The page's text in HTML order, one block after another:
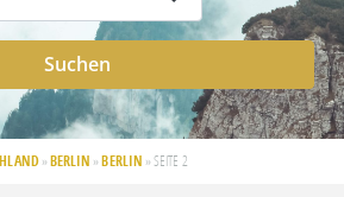
Suchen
» BERLIN »BERLIN »SEITE 2